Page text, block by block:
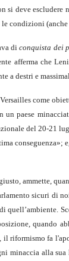
si deve
condizioni
diconquista dei
afferma che
a destri e
come
paese
del 20-21
conseguenza»;
ammette,
sicuri di
quando
riformismo fa
minaccia alla